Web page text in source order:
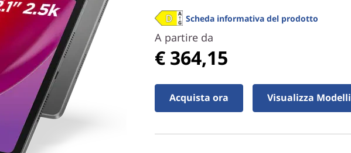
Scheda informativa del prodotto
A partire da
€ 364,15
Acquista ora Visualizza Modelli